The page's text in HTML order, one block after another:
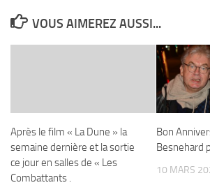
VOUS AIMEREZ AUSSI...
Après le film « La Dune » la
semaine dernière et la sortie
ce jour en salles de « Les
Combattants .
Bon
Besnehard
10 MARS